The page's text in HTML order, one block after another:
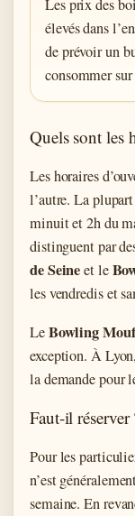
Les prix des
élevés dans
de prévoir un
consommer
Quels sont les
Les horaires
l’autre. La
minuit et 2h du
distinguent par
de Seineet le
les vendredis et
LeBowling
exception. À
la demande pour
Faut-il réserver
Pour les
n’est
semaine. En